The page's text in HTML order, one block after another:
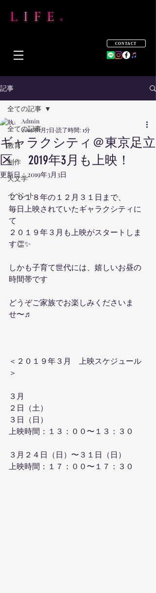
CONTACT
記事
全ての記事
教育
制作
天文学
イベント
全ての記事
ギャラクシティ＠東京足立
区 2019年3月も上映！
Admin
2019年1月7日 読了時間: 1分
更新日：2019年3月3日
２０１８年の１２月３１日まで、
毎日上映されていたギャラクシティに
て
２０１９年３月も上映がスタートしま
す👏✨
しかも子育て世代には、嬉しいお昼の
時間帯です
どうぞご家族でお楽しみくださいま
せ〜♬
＜２０１９年３月　上映スケジュール
＞
３月
２日（土）
３日（日）
上映時間：１３：００〜１３：３０
３月２４日（日）〜３１日（日）
上映時間：１７：００〜１７：３０